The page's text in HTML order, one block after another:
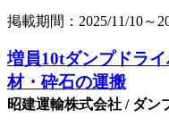
掲載期間：2025/11/10～
増員10tダンプドラ
材・砕石の運搬
昭建運輸株式会社 / ダン